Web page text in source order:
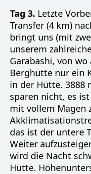
Tag 3. Letzte
Transfer (4 km)
bringt uns (mit
unserem
Garabashi, von
Berghütte nur ein
in der Hütte. 3888
sparen nicht, es
mit vollem Magen
das ist der untere
Weiter
wird die Nacht
Hütte.